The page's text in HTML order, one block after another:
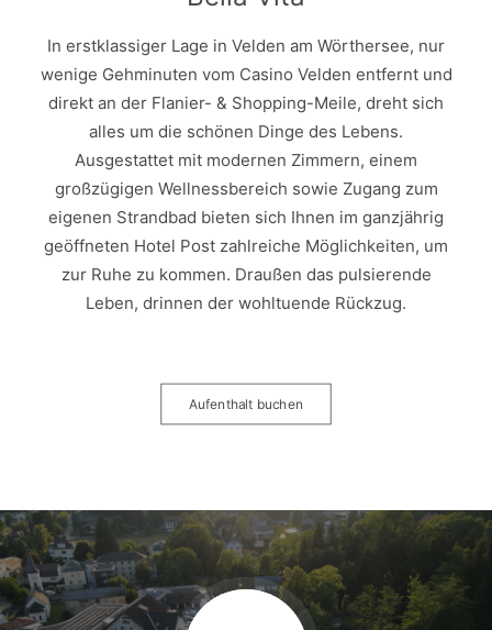
In erstklassiger Lage in Velden am Wörthersee, nur
wenige Gehminuten vom Casino Velden entfernt und
direkt an der Flanier- & Shopping-Meile, dreht sich
alles um die schönen Dinge des Lebens.
Ausgestattet mit modernen Zimmern, einem
großzügigen Wellnessbereich sowie Zugang zum
eigenen Strandbad bieten sich Ihnen im ganzjährig
geöffneten Hotel Post zahlreiche Möglichkeiten, um
zur Ruhe zu kommen. Draußen das pulsierende
Leben, drinnen der wohltuende Rückzug.
Aufenthalt buchen